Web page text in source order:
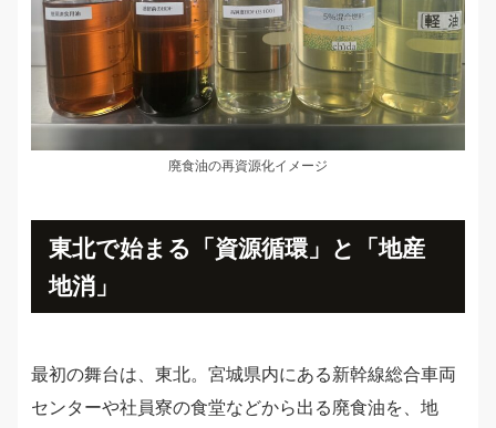
廃食油の再資源化イメージ
東北で始まる「資源循環」と「地産
地消」
最初の舞台は、東北。宮城県内にある新幹線総合車両
センターや社員寮の食堂などから出る廃食油を、地